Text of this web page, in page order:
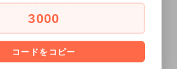
お好きな具材を軽く和えて丸めま
プで包めば完成です。
3000
コードをコピー